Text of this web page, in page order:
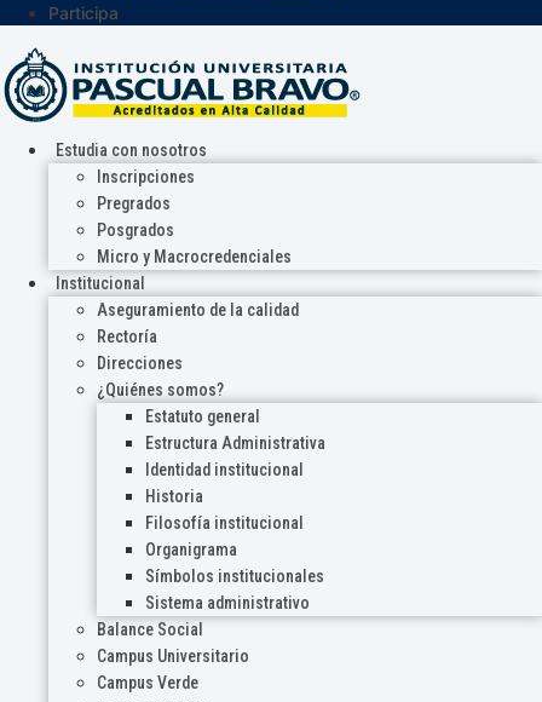
Participa
Estudia con nosotros
Inscripciones
Pregrados
Posgrados
Micro y Macrocredenciales
Institucional
Aseguramiento de la calidad
Rectoría
Direcciones
¿Quiénes somos?
Estatuto general
Estructura Administrativa
Identidad institucional
Historia
Filosofía institucional
Organigrama
Símbolos institucionales
Sistema administrativo
Balance Social
Campus Universitario
Campus Verde